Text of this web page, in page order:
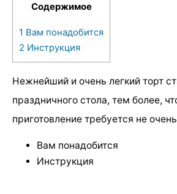
Содержимое
1 Вам понадобится
2 Инструкция
Нежнейший и очень легкий торт
праздничного стола, тем более,
приготовление требуется не
Вам понадобится
Инструкция